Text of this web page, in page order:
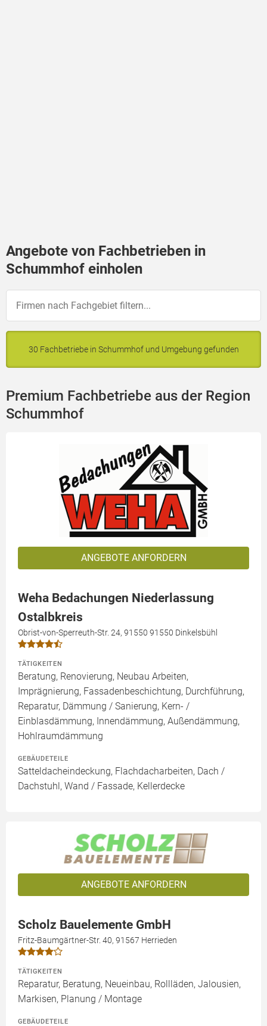
Angebote von Fachbetrieben in
Schummhof einholen
30 Fachbetriebe in Schummhof und Umgebung gefunden
Premium Fachbetriebe aus der Region
Schummhof
ANGEBOTE ANFORDERN
Weha Bedachungen Niederlassung
Ostalbkreis
Obrist-von-Sperreuth-Str. 24, 91550 91550 Dinkelsbühl
TÄTIGKEITEN
Beratung, Renovierung, Neubau Arbeiten,
Imprägnierung, Fassadenbeschichtung, Durchführung,
Reparatur, Dämmung / Sanierung, Kern- /
Einblasdämmung, Innendämmung, Außendämmung,
Hohlraumdämmung
GEBÄUDETEILE
Satteldacheindeckung, Flachdacharbeiten, Dach /
Dachstuhl, Wand / Fassade, Kellerdecke
ANGEBOTE ANFORDERN
Scholz Bauelemente GmbH
Fritz-Baumgärtner-Str. 40, 91567 Herrieden
TÄTIGKEITEN
Reparatur, Beratung, Neueinbau, Rollläden, Jalousien,
Markisen, Planung / Montage
GEBÄUDETEILE